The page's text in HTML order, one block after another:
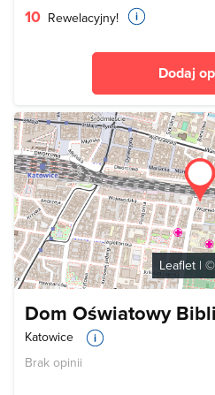
10 Rewelacyjny!
Dodaj
Leaflet | ©
Dom Oświatowy
Katowice
Brak opinii